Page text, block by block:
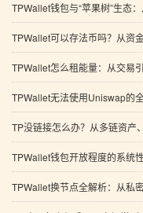
TPWallet钱包与“苹果树”生态
TPWallet可以存法币吗？从资金
TPWallet怎么租能量：从交易
TPWallet无法使用Uniswap的全
TP没链接怎么办？从多链资产、
TPWallet钱包开放程度的系统
TPWallet换节点全解析：从私